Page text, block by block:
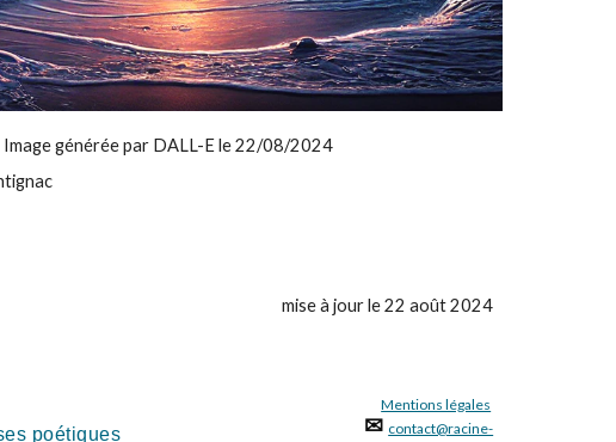
Image générée par DALL-E le 22/08/2024
mise à jour le 22 août 2024
poétiques
Mentions légales
✉ contact@racine-